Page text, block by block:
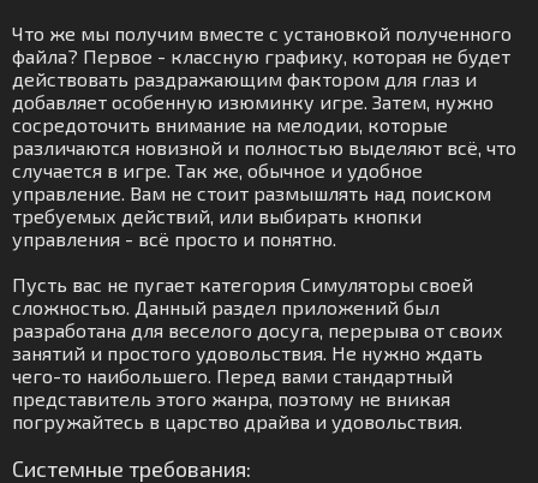
Что же мы получим вместе с установкой полученного
файла? Первое - классную графику, которая не будет
действовать раздражающим фактором для глаз и
добавляет особенную изюминку игре. Затем, нужно
сосредоточить внимание на мелодии, которые
различаются новизной и полностью выделяют всё, что
случается в игре. Так же, обычное и удобное
управление. Вам не стоит размышлять над поиском
требуемых действий, или выбирать кнопки
управления - всё просто и понятно.
Пусть вас не пугает категория Симуляторы своей
сложностью. Данный раздел приложений был
разработана для веселого досуга, перерыва от своих
занятий и простого удовольствия. Не нужно ждать
чего-то наибольшего. Перед вами стандартный
представитель этого жанра, поэтому не вникая
погружайтесь в царство драйва и удовольствия.
Системные требования: